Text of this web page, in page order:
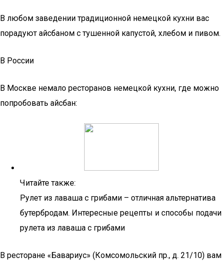
В любом заведении традиционной немецкой кухни вас
порадуют айсбаном с тушенной капустой, хлебом и пивом.
В России
В Москве немало ресторанов немецкой кухни, где можно
попробовать айсбан:
Читайте также:
Рулет из лаваша с грибами – отличная альтернатива
бутербродам. Интересные рецепты и способы подачи
рулета из лаваша с грибами
В ресторане «Бавариус» (Комсомольский пр., д. 21/10) вам